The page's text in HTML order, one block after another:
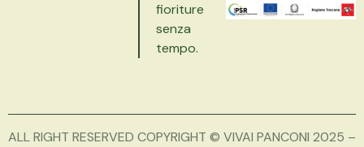
fioriture
senza
tempo.
ALL RIGHT RESERVED COPYRIGHT © VIVAI PANCONI 2025 –